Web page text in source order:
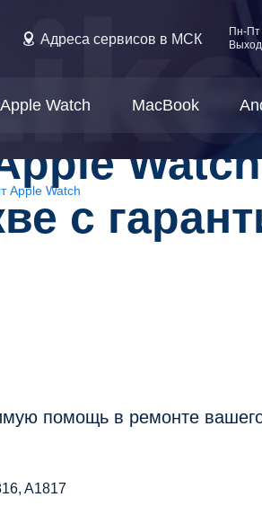
Адреса сервисов в МСК
Пн-Пт
Apple Watch MacBook
Apple Watch
с
помощь в ремонте
A1817